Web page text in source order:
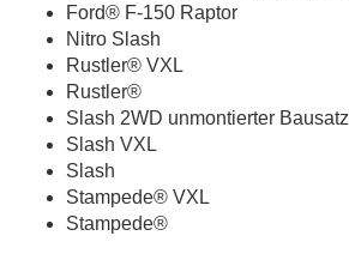
Ford® F-150 Raptor
Nitro Slash
Rustler® VXL
Rustler®
Slash 2WD unmontierter Bausatz
Slash VXL
Slash
Stampede® VXL
Stampede®